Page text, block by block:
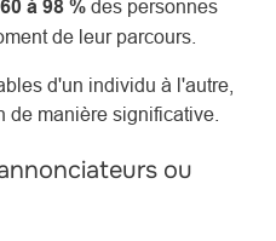
60 à 98 % des personnes
de leur parcours.
d'un individu à l'autre,
de manière significative.
ou